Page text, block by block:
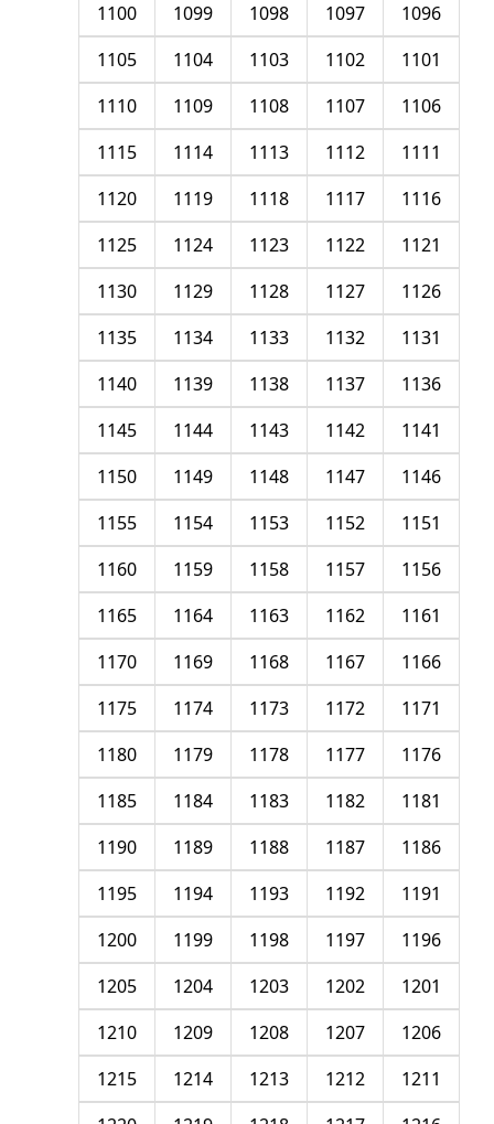
1096
1097
1098
1099
1100
1101
1102
1103
1104
1105
1106
1107
1108
1109
1110
1111
1112
1113
1114
1115
1116
1117
1118
1119
1120
1121
1122
1123
1124
1125
1126
1127
1128
1129
1130
1131
1132
1133
1134
1135
1136
1137
1138
1139
1140
1141
1142
1143
1144
1145
1146
1147
1148
1149
1150
1151
1152
1153
1154
1155
1156
1157
1158
1159
1160
1161
1162
1163
1164
1165
1166
1167
1168
1169
1170
1171
1172
1173
1174
1175
1176
1177
1178
1179
1180
1181
1182
1183
1184
1185
1186
1187
1188
1189
1190
1191
1192
1193
1194
1195
1196
1197
1198
1199
1200
1201
1202
1203
1204
1205
1206
1207
1208
1209
1210
1211
1212
1213
1214
1215